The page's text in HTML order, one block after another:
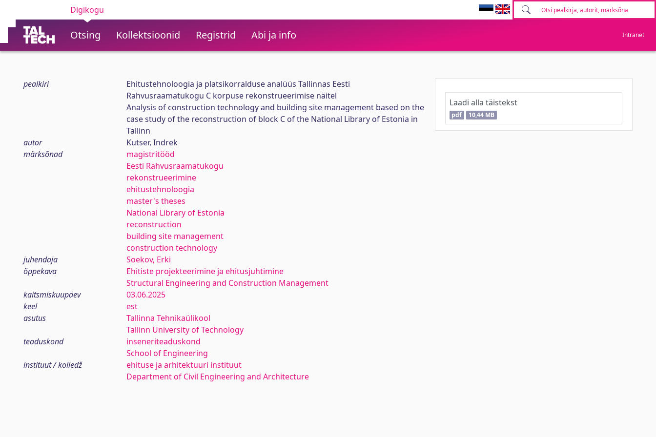
Digikogu
Otsing Kollektsioonid Registrid Abi ja info Intranet
pealkiri
Ehitustehnoloogia ja platsikorralduse analüüs Tallinnas Eesti
Rahvusraamatukogu C korpuse rekonstrueerimise näitel
Analysis of construction technology and building site management based on the
case study of the reconstruction of block C of the National Library of Estonia in
Tallinn
autor
Kutser, Indrek
märksõnad
magistritööd
Eesti Rahvusraamatukogu
rekonstrueerimine
ehitustehnoloogia
master's theses
National Library of Estonia
reconstruction
building site management
construction technology
juhendaja
Soekov, Erki
õppekava
Ehitiste projekteerimine ja ehitusjuhtimine
Structural Engineering and Construction Management
kaitsmiskuupäev
03.06.2025
keel
est
asutus
Tallinna Tehnikaülikool
Tallinn University of Technology
teaduskond
inseneriteaduskond
School of Engineering
instituut / kolledž
ehituse ja arhitektuuri instituut
Department of Civil Engineering and Architecture
Laadi alla täistekst
pdf 10,44 MB